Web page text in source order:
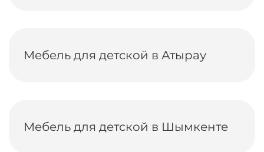
Мебель для детской в Атырау
Мебель для детской в Шымкенте